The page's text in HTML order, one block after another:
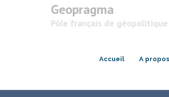
Geopragma
Pôle français de
Accueil A propos